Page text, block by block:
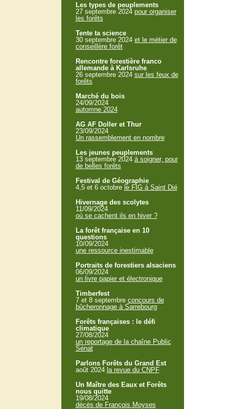
Les types de peuplements
27 septembre 2024 pour organiser
les forêts
Tente ta science
30 septembre 2024 et le métier de
conseillère forêt
Rencontre forestière franco
allemande à Karlsruhe
26 septembre 2024 sur les feux de
forêts
Marché du bois
24/09/2024
automne 2024
AG AF Doller et Thur
23/09/2024
Un rassemblement en nombre
Les jeunes peuplements
13 septembre 2024 à soigner, pour
de belles forêts
Festival de Géographie
4,5 et 6 octobre le FIG à Saint Dié
Hivernage des scolytes
11/09/2024
où se cachent ils en hiver ?
La forêt française en 10
questions
10/09/2024
une ressource inestimable
Portraits de forestiers alsaciens
06/09/2024
un livre papier et électronique
Timberfest
7 et 8 septembre concours de
bûcheronnage à Sarrebourg
Forêts françaises : le défi
climatique
27/08/2024
un reportage de la chaîne Public
Sénat
Parlons Forêts du Grand Est
août 2024 la revue du CNPF
Un Maître des Eaux et Forêts
nous quitte
19/08/2024
décès de François Moyses